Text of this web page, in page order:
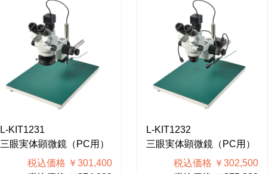
L-KIT1231
三眼実体顕微鏡（PC用）
税込価格 ￥301,400
L-KIT1232
三眼実体顕微鏡（PC用）
税込価格 ￥302,500